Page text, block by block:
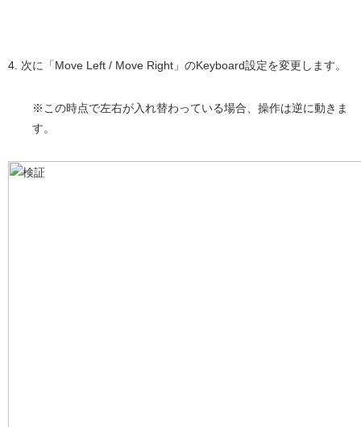
4. 次に「Move Left / Move Right」のKeyboard設定を変更します。
※この時点で左右が入れ替わっている場合、操作は逆に動きま
す。